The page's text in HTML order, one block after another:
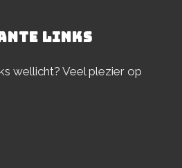
LINKS
wellicht? Veel plezier op